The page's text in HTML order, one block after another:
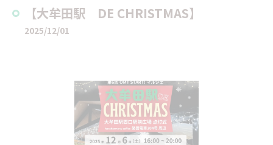
【大牟田駅 DE CHRISTMAS】
2025/12/01